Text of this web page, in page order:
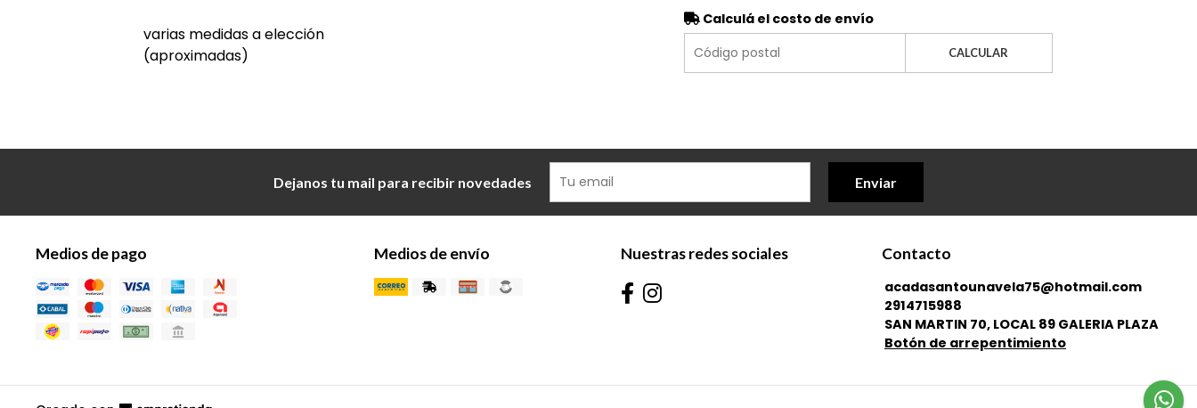
varias medidas a elección
(aproximadas)
Calculá el costo de envío
CALCULAR
Dejanos tu mail para recibir novedades Enviar
Medios de pago Medios de envío Nuestras redes sociales Contacto
acadasantounavela75@hotmail.com
2914715988
SAN MARTIN 70, LOCAL 89 GALERIA PLAZA
Botón de arrepentimiento